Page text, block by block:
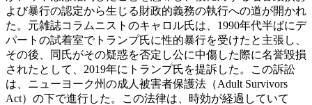
よび暴行の認定から生じる財政的義務の執行への道が開かれ
た。 元雑誌コラムニストのキャロル氏は、1990年代半ばにデ
パートの試着室でトランプ氏に性的暴行を受けたと主張し、
その後、同氏がその疑惑を否定し公に中傷した際に名誉毀損
されたとして、2019年にトランプ氏を提訴した。この訴訟
は、ニューヨーク州の成人被害者保護法（Adult Survivors
Act）の下で進行した。この法律は、時効が経過していて